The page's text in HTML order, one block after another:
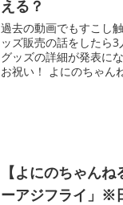
える？
過去の動画でもすこし
ッズ販売の話をしたら
グッズの詳細が発表に
お祝い！ よにのちゃん
【よにのちゃん
ーアジフライ」※